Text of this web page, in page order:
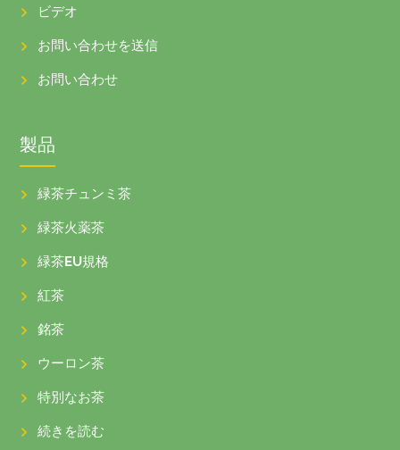
ビデオ
お問い合わせを送信
お問い合わせ
製品
緑茶チュンミ茶
緑茶火薬茶
緑茶EU規格
紅茶
銘茶
ウーロン茶
特別なお茶
続きを読む